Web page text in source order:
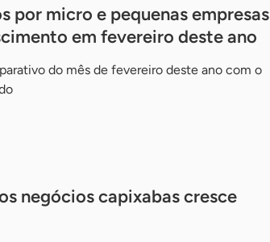
por micro e pequenas empresas
em fevereiro deste ano
do mês de fevereiro deste ano com o
negócios capixabas cresce